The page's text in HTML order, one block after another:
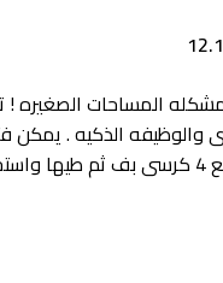
المساحات الصغيره
الذكيه . يمكن
مريحه عند تناول الطعام مع 4